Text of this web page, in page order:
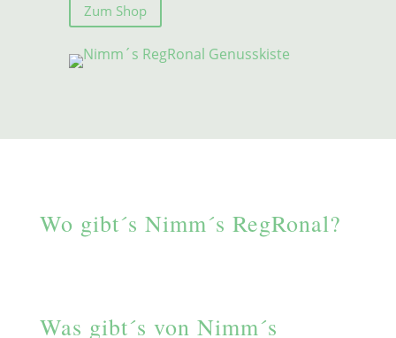
Zum Shop
Wo gibt´s Nimm´s RegRonal?
Was gibt´s von Nimm´s